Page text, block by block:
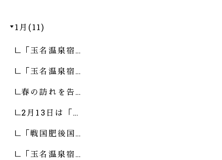
1月(11)
「玉名温泉宿…
「玉名温泉宿…
春の訪れを告…
2月13日は「…
「戦国肥後国…
「玉名温泉宿…